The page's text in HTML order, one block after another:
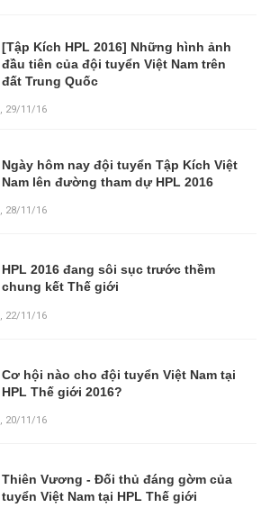
[Tập Kích HPL 2016] Những hình ảnh
đầu tiên của đội tuyển Việt Nam trên
đất Trung Quốc
, 29/11/16
Ngày hôm nay đội tuyển Tập Kích Việt
Nam lên đường tham dự HPL 2016
, 28/11/16
HPL 2016 đang sôi sục trước thềm
chung kết Thế giới
22/11/16
Cơ hội nào cho đội tuyển Việt Nam tại
HPL Thế giới 2016?
, 20/11/16
Thiên Vương - Đối thủ đáng gờm của
tuyển Việt Nam tại HPL Thế giới